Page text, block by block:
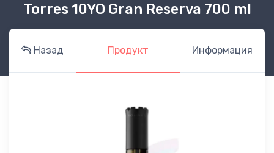
Torres 10YO Gran Reserva 700 ml
Назад Продукт Информация